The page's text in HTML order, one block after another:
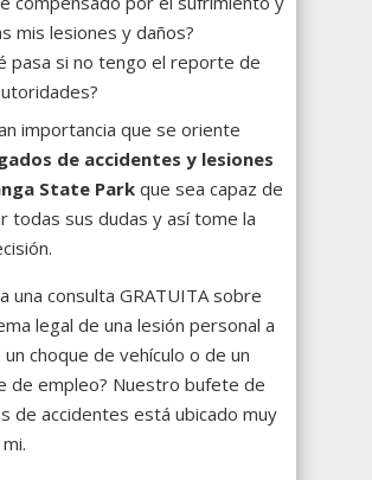
mis lesiones y daños?
pasa si no tengo el reporte de
importancia que se oriente
de accidentes y lesiones
State Parkque sea capaz de
todas sus dudas y así tome la
una consulta GRATUITA sobre
legal de una lesión personal a
un choque de vehículo o de un
de empleo? Nuestro bufete de
de accidentes está ubicado muy